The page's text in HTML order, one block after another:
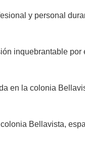
y personal
inquebrantable
en la colonia
Bellavista,